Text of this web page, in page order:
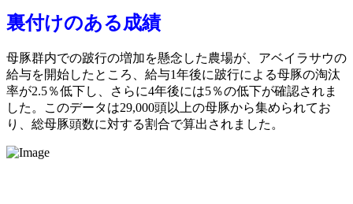
裏付けのある成績
母豚群内での跛行の増加を懸念した農場が、アベイラサウの
給与を開始したところ、給与1年後に跛行による母豚の淘汰
率が2.5％低下し、さらに4年後には5％の低下が確認されま
した。このデータは29,000頭以上の母豚から集められてお
り、総母豚頭数に対する割合で算出されました。